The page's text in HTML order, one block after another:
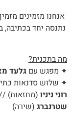
נתנסה יחד בכתיבה,
מה בתכנית?
✦ מפגש עם גלעד
✦ שלוש סדנאות
רוני ניניו (מחזאות)
שטרנברג (שירה)